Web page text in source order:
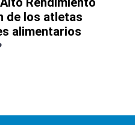
de los atletas
alimentarios